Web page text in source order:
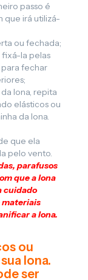
passo é
que irá utilizá-
ou fechada;
fixá-la pelas
para fechar
lona, repita
elásticos ou
da lona.
que ela
pelo vento.
parafusos
que a lona
cuidado
materiais
a lona.
ou
lona.
ser